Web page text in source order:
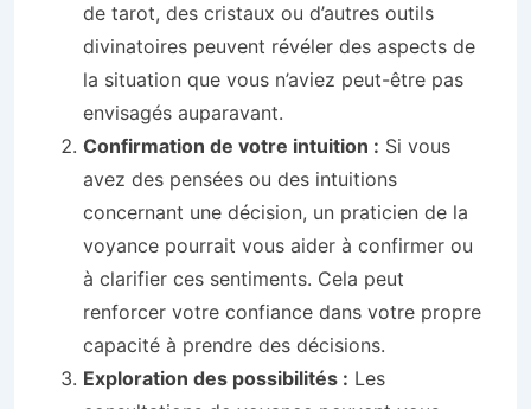
de tarot, des cristaux ou d’autres outils
divinatoires peuvent révéler des aspects de
la situation que vous n’aviez peut-être pas
envisagés auparavant.
Confirmation de votre intuition : Si vous
avez des pensées ou des intuitions
concernant une décision, un praticien de la
voyance pourrait vous aider à confirmer ou
à clarifier ces sentiments. Cela peut
renforcer votre confiance dans votre propre
capacité à prendre des décisions.
Exploration des possibilités : Les